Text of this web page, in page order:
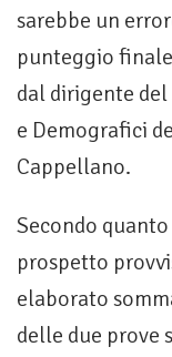
sarebbe un
punteggio
dal dirigente
e Demografici
Cappellano.
Secondo
prospetto
elaborato
delle due prove